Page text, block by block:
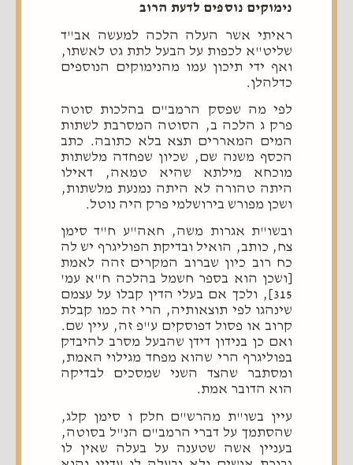
נימוקים נוספים לדעת הרוב
ראיתי אשר העלה הלכה למעשה אב"ד
שליט"א לכפות על הבעל לתת גט לאשתו,
ואף ידי תיכון עמו מהנימוקים הנוספים
כדלהלן.
לפי מה שפסק הרמב"ם בהלכות סוטה
פרק ג הלכה ב, הסוטה המסרבת לשתות
המים המאררים תצא בלא כתובה. כתב
הכסף משנה שם, שכיון שפחדה מלשתות
מוכחא מילתא שהיא טמאה, דאילו
היתה טהורה לא היתה נמנעת מלשתות,
ושכן מפורש בירושלמי פרק היה נוטל.
ובשו"ת אגרות משה, חאה"ע ח"ד סימן
צח, כותב, הואיל ובדיקת הפוליגרף יש לה
כח רוב כיון שברוב המקרים זהה לאמת
[ושכן הוא בספר חשמל בהלכה ח"א עמ'
315], ולכך אם בעלי הדין קבלו על עצמם
שינהגו לפי תוצאותיה, הרי זה כמו קבלת
קרוב או פסול דפוסקים ע"פ זה, עיין שם.
ואם כן בנידון דידן שהבעל מסרב להיבדק
בפוליגרף הרי שהוא מפחד מגילוי האמת,
ומסתבר שהצד השני שמסכים לבדיקה
הוא הדובר אמת.
עיין בשו"ת מהרש"ם חלק ו סימן קלג,
שהסתמך על דברי הרמב"ם הנ"ל בסוטה,
בעניין אשה שטענה על בעלה שאין לו